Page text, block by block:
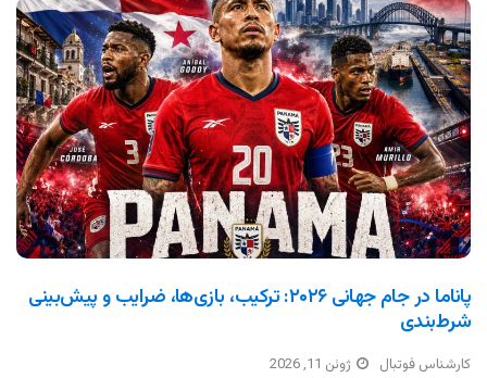
پاناما در جام جهانی ۲۰۲۶: ترکیب، بازی‌ها، ضرایب و پیش‌بینی
شرط‌بندی
کارشناس فوتبال ژوئن 11, 2026